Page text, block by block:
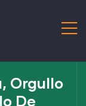
Orgullo
De